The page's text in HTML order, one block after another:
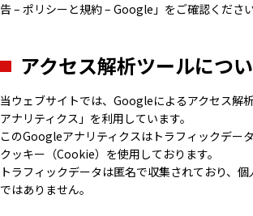
告 – ポリシーと規約 – Google 」をご確認ください
アクセス解析ツールにつ
当ウェブサイトでは、Googleによるアクセス解
アナリティクス」を利用しています。
このGoogleアナリティクスはトラフィックデー
クッキー（Cookie）を使用しております。
トラフィックデータは匿名で収集されており、
ではありません。